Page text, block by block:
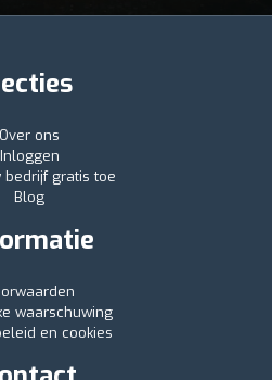
Over ons
Inloggen
bedrijf gratis toe
Blog
waarschuwing
en cookies